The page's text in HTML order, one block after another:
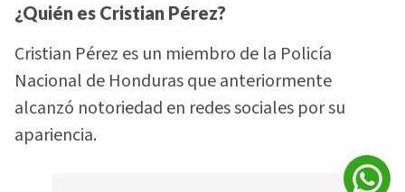
¿Quién es Cristian Pérez?
Cristian Pérez es un miembro de la Policía
Nacional de Honduras que anteriormente
alcanzó notoriedad en redes sociales por su
apariencia.